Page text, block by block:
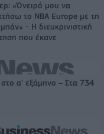
«Όνειρό μου να
το ΝΒΑ Europe με τη
- Η διευκρινιστική
που έκανε
α' εξάμηνο – Στα 734